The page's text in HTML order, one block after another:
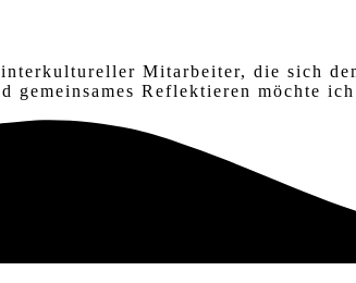
Mitarbeiter, die sich
gemeinsames Reflektieren möchte